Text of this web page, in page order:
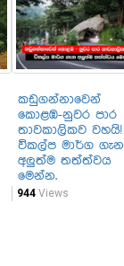
කඩුගන්නාවෙන්
කොළඹ-නුවර පාර
තාවකාලිකව වහයි!
විකල්ප මාර්ග ගැන
අලුත්ම තත්ත්වය
මෙන්න.
944 Views